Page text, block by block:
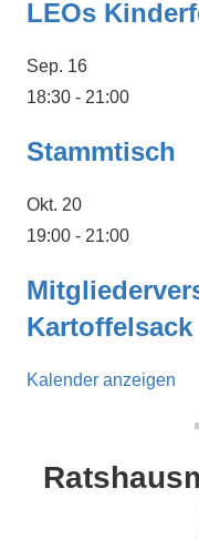
LEOs
Sep. 16
18:30 - 21:00
Stammtisch
Okt. 20
19:00 - 21:00
Kartoffelsack
Kalender anzeigen